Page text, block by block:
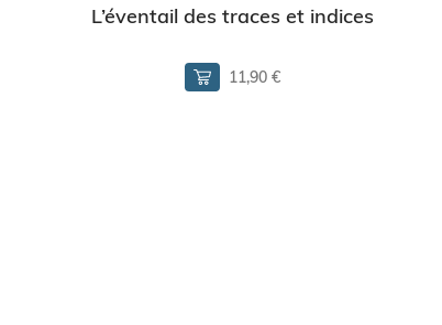
L’éventail des traces et indices
11,90 €